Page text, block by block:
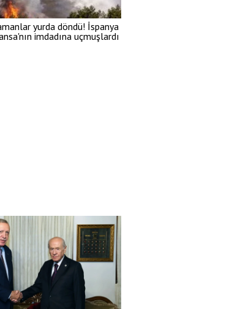
yurda döndü! İspanya
imdadına uçmuşlardı